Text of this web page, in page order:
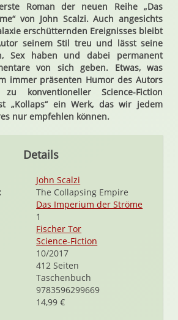
Roman der neuen Reihe „Das
von John Scalzi. Auch angesichts
erschütternden Ereignisses bleibt
seinem Stil treu und lässt seine
Sex haben und dabei permanent
von sich geben. Etwas, was
immer präsenten Humor des Autors
konventioneller Science-Fiction
„Kollaps“ ein Werk, das wir jedem
nur empfehlen können.
Details
John Scalzi
The Collapsing Empire
Das Imperium der Ströme
1
Fischer Tor
Science-Fiction
10/2017
412 Seiten
Taschenbuch
9783596299669
14,99 €